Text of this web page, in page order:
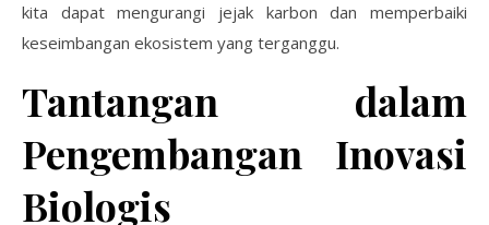
kita dapat mengurangi jejak karbon dan memperbaiki
keseimbangan ekosistem yang terganggu.
Tantangan dalam
Pengembangan Inovasi
Biologis